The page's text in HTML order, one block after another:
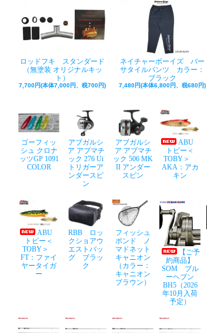
ロッドフキ スタンダード
（無塗装 オリジナルキッ
ト）
7,700円(本体7,000円、税700円)
ネイチャーボーイズ バー
サタイルパンツ カラー：
ブラック
7,480円(本体6,800円、税680円)
ゴーフィッ
シュ クロナ
ッツGP 1091
COLOR
アブガルシ
ア アブマチ
ック 276 Ui
トリガーア
ンダースピ
ン
アブガルシ
ア アブマチ
ック 506 MK
II アンダー
スピン
ABU
トビー＜
TOBY＞
AKA：アカ
キン
ABU
トビー＜
TOBY＞
FT：ファイ
ヤータイガ
ー
RBB ロッ
クショアウ
エストバッ
グ ブラッ
ク
フィッシュ
ポンド ノ
マドネット
キャニオン
（カラー：
キャニオン
ブラウン）
【ご予
約商品】
SOM ブル
ーヘブン
BH5（2026
年10月入荷
予定）